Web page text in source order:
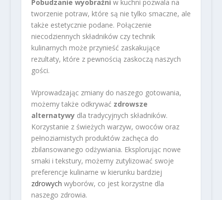
Pobudzanie wyobraźni w kuchni pozwala na
tworzenie potraw, które są nie tylko smaczne, ale
także estetycznie podane. Połączenie
niecodziennych składników czy technik
kulinarnych może przynieść zaskakujące
rezultaty, które z pewnością zaskoczą naszych
gości.
Wprowadzając zmiany do naszego gotowania,
możemy także odkrywać zdrowsze
alternatywydla tradycyjnych składników.
Korzystanie z świeżych warzyw, owoców oraz
pełnoziarnistych produktów zachęca do
zbilansowanego odżywiania. Eksplorując nowe
smaki i tekstury, możemy zutylizować swoje
preferencje kulinarne w kierunku bardziej
zdrowych wyborów, co jest korzystne dla
naszego zdrowia.